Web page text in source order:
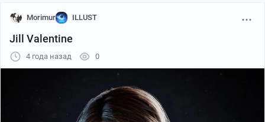
Morimur ILLUST
Jill Valentine
4 года назад 0